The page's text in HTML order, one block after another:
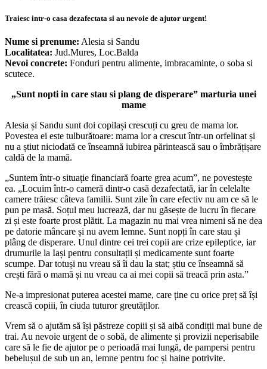
Traiesc intr-o casa dezafectata si au nevoie de ajutor urgent!
Nume si prenume: Alesia si Sandu
Localitatea: Jud.Mures, Loc.Balda
Nevoi concrete: Fonduri pentru alimente, imbracaminte, o soba si
scutece.
„Sunt nopti in care stau si plang de disperare” marturia unei
mame
Alesia și Sandu sunt doi copilași crescuți cu greu de mama lor.
Povestea ei este tulburătoare: mama lor a crescut într-un orfelinat și
nu a știut niciodată ce înseamnă iubirea părintească sau o îmbrățișare
caldă de la mamă.
„Suntem într-o situație financiară foarte grea acum”, ne povestește
ea. „Locuim într-o cameră dintr-o casă dezafectată, iar în celelalte
camere trăiesc câteva familii. Sunt zile în care efectiv nu am ce să le
pun pe masă. Soțul meu lucrează, dar nu găsește de lucru în fiecare
zi și este foarte prost plătit. La magazin nu mai vrea nimeni să ne dea
pe datorie mâncare și nu avem lemne. Sunt nopți în care stau și
plâng de disperare. Unul dintre cei trei copii are crize epileptice, iar
drumurile la Iași pentru consultații și medicamente sunt foarte
scumpe. Dar totuși nu vreau să îi dau la stat; știu ce înseamnă să
crești fără o mamă și nu vreau ca ai mei copii să treacă prin asta.”
Ne-a impresionat puterea acestei mame, care ține cu orice preț să își
crească copiii, în ciuda tuturor greutăților.
Vrem să o ajutăm să își păstreze copiii și să aibă condiții mai bune de
trai. Au nevoie urgent de o sobă, de alimente și provizii neperisabile
care să le fie de ajutor pe o perioadă mai lungă, de pampersi pentru
bebelușul de sub un an, lemne pentru foc și haine potrivite.